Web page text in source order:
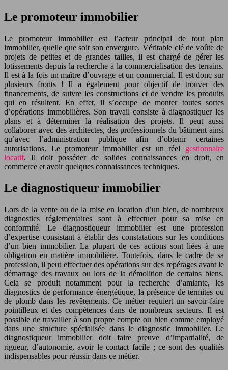
Le promoteur immobilier
Le promoteur immobilier est l’acteur principal de tout plan
immobilier, quelle que soit son envergure. Véritable clé de voûte de
projets de petites et de grandes tailles, il est chargé de gérer les
lotissements depuis la recherche à la commercialisation des terrains.
Il est à la fois un maître d’ouvrage et un commercial. Il est donc sur
plusieurs fronts ! Il a également pour objectif de trouver des
financements, de suivre les constructions et de vendre les produits
qui en résultent. En effet, il s’occupe de monter toutes sortes
d’opérations immobilières. Son travail consiste à diagnostiquer les
plans et à déterminer la réalisation des projets. Il peut aussi
collaborer avec des architectes, des professionnels du bâtiment ainsi
qu’avec l’administration publique afin d’obtenir certaines
autorisations. Le promoteur immobilier est un réel gestionnaire
locatif. Il doit posséder de solides connaissances en droit, en
commerce et avoir quelques connaissances techniques.
Le diagnostiqueur immobilier
Lors de la vente ou de la mise en location d’un bien, de nombreux
diagnostics réglementaires sont à effectuer pour sa mise en
conformité. Le diagnostiqueur immobilier est une profession
d’expertise consistant à établir des constatations sur les conditions
d’un bien immobilier. La plupart de ces actions sont liées à une
obligation en matière immobilière. Toutefois, dans le cadre de sa
profession, il peut effectuer des opérations sur des repérages avant le
démarrage des travaux ou lors de la démolition de certains biens.
Cela se produit notamment pour la recherche d’amiante, les
diagnostics de performance énergétique, la présence de termites ou
de plomb dans les revêtements. Ce métier requiert un savoir-faire
pointilleux et des compétences dans de nombreux secteurs. Il est
possible de travailler à son propre compte ou bien comme employé
dans une structure spécialisée dans le diagnostic immobilier. Le
diagnostiqueur immobilier doit faire preuve d’impartialité, de
rigueur, d’autonomie, avoir le contact facile ; ce sont des qualités
indispensables pour réussir dans ce métier.